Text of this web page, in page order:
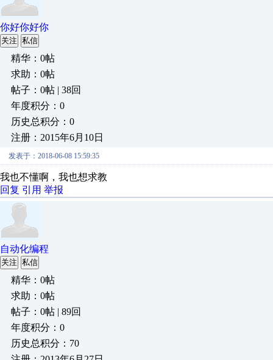
你好你好你
关注 私信
精华：0帖
求助：0帖
帖子：0帖 | 38回
年度积分：0
历史总积分：0
注册：2015年6月10日
发表于：2018-06-08 15:59:35
我也不懂啊，我也想求教
回复 引用 举报
自动化编程
关注 私信
精华：0帖
求助：0帖
帖子：0帖 | 89回
年度积分：0
历史总积分：70